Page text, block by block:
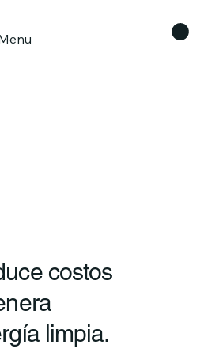
costos
limpia.